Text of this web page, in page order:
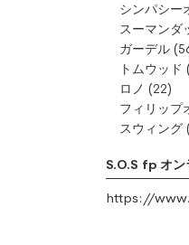
シンパシー
スーマンダ
ガーデル
トムウッド
ロノ (22)
フィリップ
スウィング
S.O.S fp オン
https://